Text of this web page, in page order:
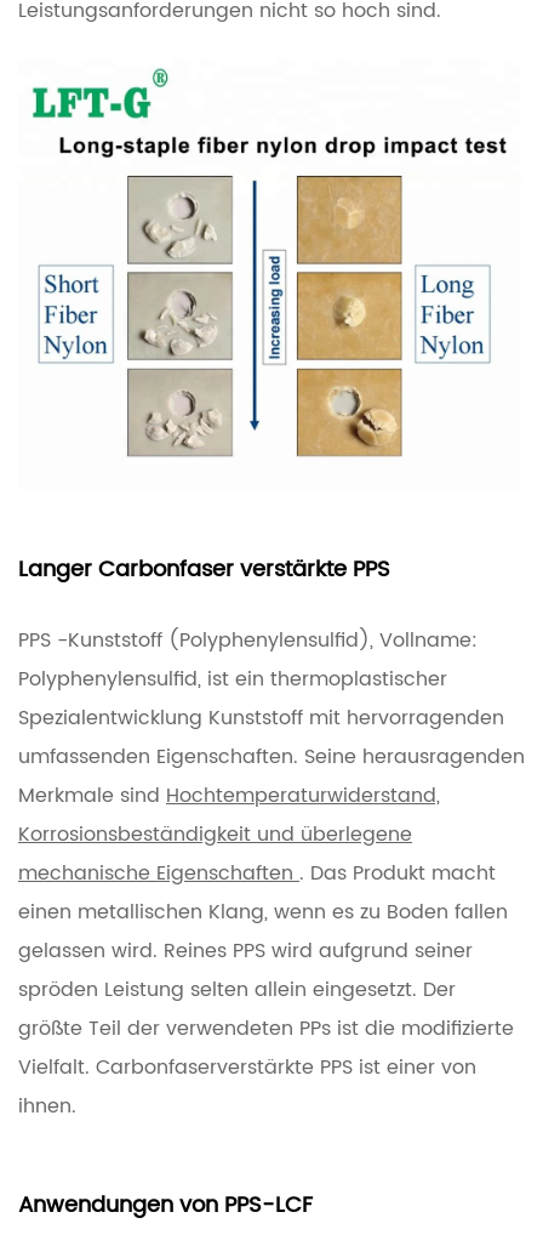
Leistungsanforderungen nicht so hoch sind.
Langer Carbonfaser verstärkte PPS
PPS -Kunststoff (Polyphenylensulfid), Vollname:
Polyphenylensulfid, ist ein thermoplastischer
Spezialentwicklung Kunststoff mit hervorragenden
umfassenden Eigenschaften. Seine herausragenden
Merkmale sind Hochtemperaturwiderstand,
Korrosionsbeständigkeit und überlegene
mechanische Eigenschaften. Das Produkt macht
einen metallischen Klang, wenn es zu Boden fallen
gelassen wird. Reines PPS wird aufgrund seiner
spröden Leistung selten allein eingesetzt. Der
größte Teil der verwendeten PPs ist die modifizierte
Vielfalt. Carbonfaserverstärkte PPS ist einer von
ihnen.
Anwendungen von PPS-LCF